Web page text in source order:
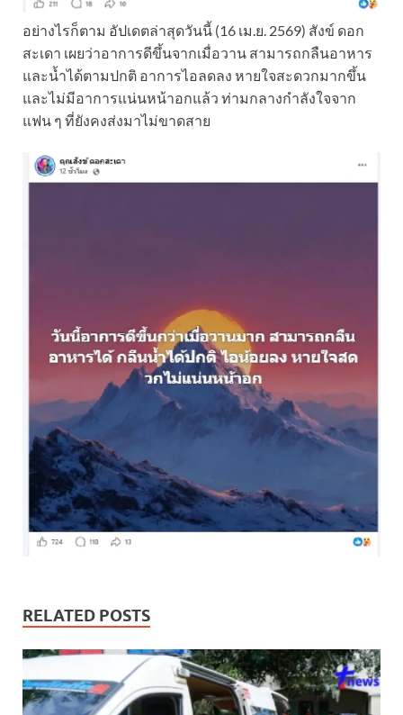
อย่างไรก็ตาม อัปเดตล่าสุดวันนี้ (16 เม.ย. 2569) สังข์ ดอก
สะเดา เผยว่าอาการดีขึ้นจากเมื่อวาน สามารถกลืนอาหาร
และน้ำได้ตามปกติ อาการไอลดลง หายใจสะดวกมากขึ้น
และไม่มีอาการแน่นหน้าอกแล้ว ท่ามกลางกำลังใจจาก
แฟน ๆ ที่ยังคงส่งมาไม่ขาดสาย
RELATED POSTS